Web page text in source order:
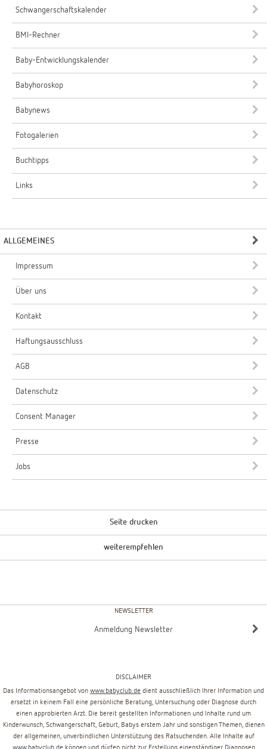
Schwangerschaftskalender
BMI-Rechner
Baby-Entwicklungskalender
Babyhoroskop
Babynews
Fotogalerien
Buchtipps
Links
ALLGEMEINES
Impressum
Über uns
Kontakt
Haftungsausschluss
AGB
Datenschutz
Consent Manager
Presse
Jobs
Seite drucken
weiterempfehlen
NEWSLETTER
Anmeldung Newsletter
DISCLAIMER
Das Informationsangebot von www.babyclub.de dient ausschließlich Ihrer Information und
ersetzt in keinem Fall eine persönliche Beratung, Untersuchung oder Diagnose durch
einen approbierten Arzt. Die bereit gestellten Informationen und Inhalte rund um
Kinderwunsch, Schwangerschaft, Geburt, Babys erstem Jahr und sonstigen Themen, dienen
der allgemeinen, unverbindlichen Unterstützung des Ratsuchenden. Alle Inhalte auf